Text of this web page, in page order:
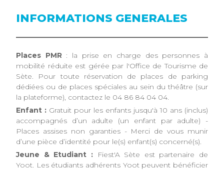
INFORMATIONS GENERALES
Places PMR : la prise en charge des personnes à
mobilité réduite est gérée par l'Office de Tourisme de
Sète. Pour toute réservation de places de parking
dédiées ou de places spéciales au sein du théâtre (sur
la plateforme), contactez le 04 86 84 04 04.
Enfant : Gratuit pour les enfants jusqu'à 10 ans (inclus)
accompagnés d’un adulte (un enfant par adulte) -
Places assises non garanties - Merci de vous munir
d’une pièce d’identité pour le(s) enfant(s) concerné(s).
Jeune & Etudiant :Fiest'A Sète est partenaire de
Yoot. Les étudiants adhérents Yoot peuvent bénéficier